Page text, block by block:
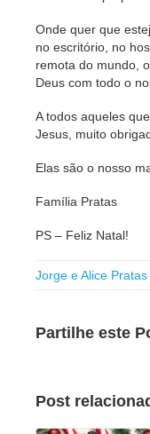
Onde quer que
no escritório, no
remota do mundo,
Deus com todo o
A todos aqueles
Jesus, muito
Elas são o nosso
Família Pratas
PS – Feliz Natal!
Jorge e Alice Pratas
Partilhe este
Post